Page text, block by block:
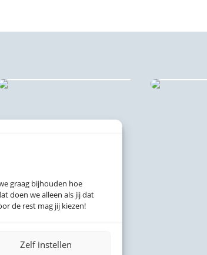
graag bijhouden hoe
doen we alleen als jij dat
de rest mag jij kiezen!
Zelf instellen